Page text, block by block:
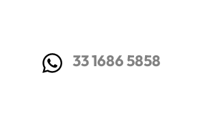
33 1686 5858